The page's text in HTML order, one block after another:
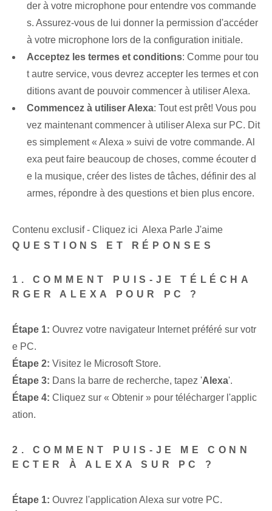
der à votre microphone pour entendre vos commande
s. Assurez-vous de lui donner la permission d'accéder
à votre microphone lors de la configuration initiale.
Acceptez les termes et conditions: Comme pour tou
t autre service, vous devrez accepter les termes et con
ditions avant de pouvoir commencer à utiliser Alexa.
Commencez à utiliser Alexa: Tout est prêt! Vous pou
vez maintenant commencer à utiliser Alexa sur PC. Dit
es simplement « Alexa » suivi de votre commande. Al
exa peut faire beaucoup de choses, comme écouter d
e la musique, créer des listes de tâches, définir des al
armes, répondre à des questions et bien plus encore.
Contenu exclusif - Cliquez ici Alexa Parle J'aime
QUESTIONS ET RÉPONSES
1. COMMENT PUIS-JE TÉLÉCHA
RGER ALEXA POUR PC ?
Étape 1: Ouvrez votre navigateur Internet préféré sur votr
e PC.
Étape 2: Visitez le Microsoft Store.
Étape 3: Dans la barre de recherche, tapez 'Alexa'.
Étape 4: Cliquez sur « Obtenir » pour télécharger l'applic
ation.
2. COMMENT PUIS-JE ME CONN
ECTER À ALEXA SUR PC ?
Étape 1: Ouvrez l'application Alexa sur votre PC.